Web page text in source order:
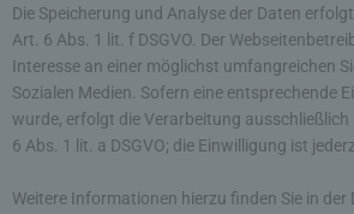
Die Speicherung und Analyse der Daten
Art. 6 Abs. 1 lit. f DSGVO. Der
Interesse an einer möglichst umfangreichen
Sozialen Medien. Sofern eine entsprechende
wurde, erfolgt die Verarbeitung ausschließlich
6 Abs. 1 lit. a DSGVO; die Einwilligung ist
Weitere Informationen hierzu finden Sie in
des Benutzers abgelegten Cookie
wird. Ein weiteres Beispiel ist das
Warenkorbes im Online-Shop. Der
merkt sich die Artikel, die ein
virtuellen Warenkorb gelegt hat,
Cookies durch unsere Internetseite